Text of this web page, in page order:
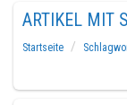
ARTIKEL MIT
Startseite